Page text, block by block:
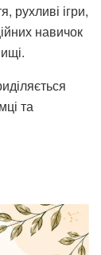
рухливі ігри,
навичок
та